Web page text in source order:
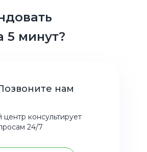
нам
центр консультирует
24/7
5 минут?